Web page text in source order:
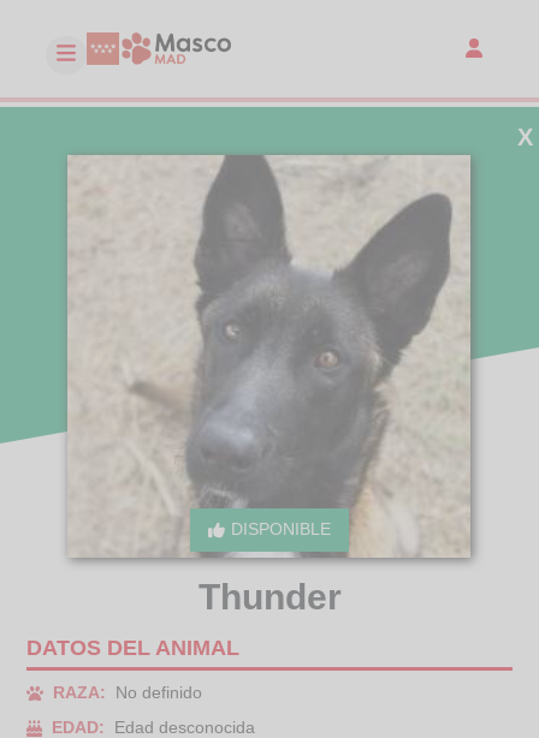
DISPONIBLE
X
Thunder
DATOS DEL ANIMAL
RAZA:
No definido
EDAD:
Edad desconocida